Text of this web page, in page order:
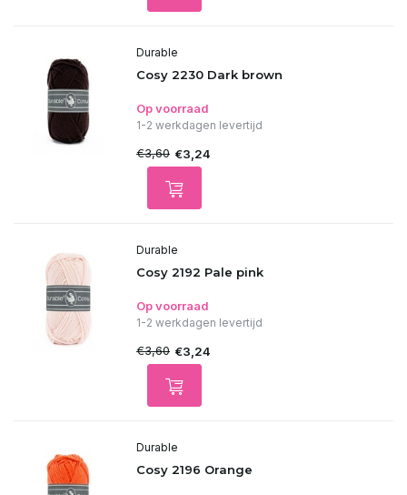
Durable
Cosy 2230 Dark brown
Op voorraad
1-2 werkdagen levertijd
€3,60 €3,24
Durable
Cosy 2192 Pale pink
Op voorraad
1-2 werkdagen levertijd
€3,60 €3,24
Durable
Cosy 2196 Orange